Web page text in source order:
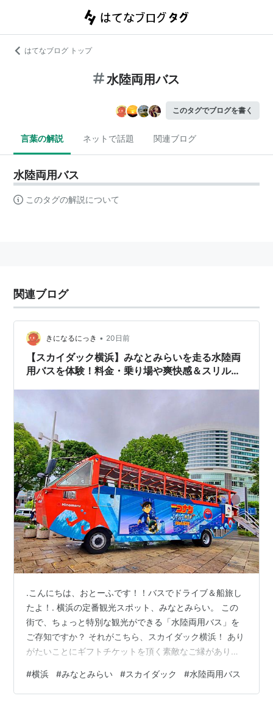
はてなブログ トップ
水陸両用バス
このタグでブログを書く
言葉の解説 ネットで話題 関連ブログ
水陸両用バス
このタグの解説について
関連ブログ
きになるにっき • 20日前
【スカイダック横浜】みなとみらいを走る水陸両
用バスを体験！料金・乗り場や爽快感＆スリルあ
.こんにちは、おとーふです！！バスでドライブ＆船旅し
たよ！. 横浜の定番観光スポット、みなとみらい。 この
街で、ちょっと特別な観光ができる「水陸両用バス」を
ご存知ですか？ それがこちら、スカイダック横浜！ あり
がたいことにギフトチケットを頂く素敵なご縁があり、
び込む瞬間は、ドキドキワクワクの大興奮！ 今回は、は
じめて体験したスカイダックの魅力をたっぷりとレポー
#横浜 #みなとみらい #スカイダック #水陸両用バス